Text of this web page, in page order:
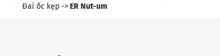
Đai ốc kẹp
ER Nut-um